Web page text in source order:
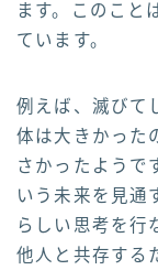
ます。このこと
ています。
例えば、滅びて
体は大きかった
さかったようで
いう未来を見通
らしい思考を行
他人と共存する